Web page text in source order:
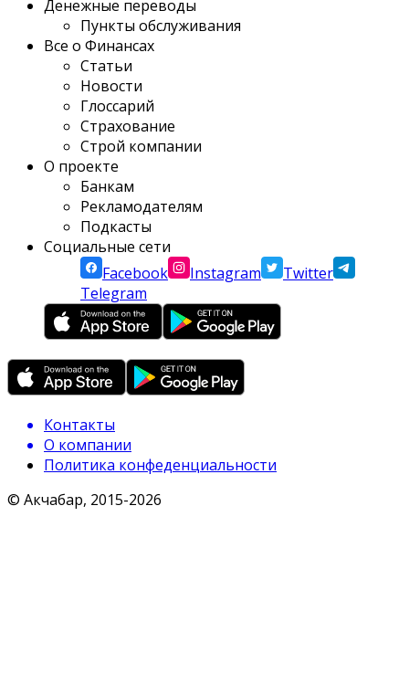
Денежные переводы
Пункты обслуживания
Все о Финансах
Статьи
Новости
Глоссарий
Страхование
Строй компании
О проекте
Банкам
Рекламодателям
Подкасты
Социальные сети
Facebook
Instagram
Twitter
Telegram
Контакты
О компании
Политика конфеденциальности
© Акчабар, 2015-2026